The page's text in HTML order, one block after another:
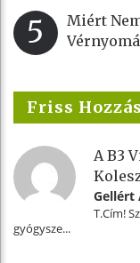
5
Miért
Friss
A B3
Gellért
T.Cím!
gyógysze...